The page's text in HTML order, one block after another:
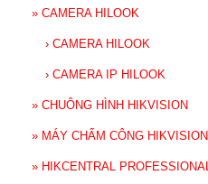
» CAMERA HILOOK
› CAMERA HILOOK
› CAMERA IP HILOOK
» CHUÔNG HÌNH HIKVISION
» MÁY CHẤM CÔNG HIKVISION
» HIKCENTRAL PROFESSIONAL